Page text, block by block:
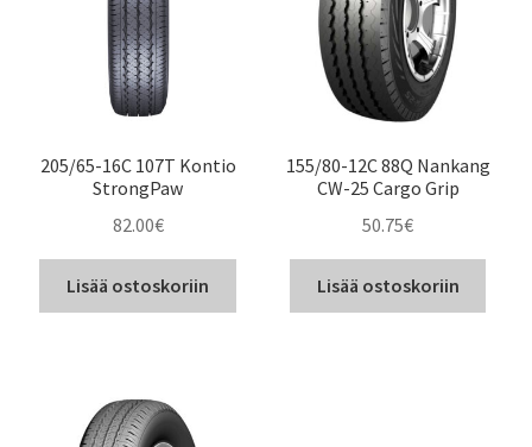
205/65-16C 107T Kontio
StrongPaw
82.00€
Lisää ostoskoriin
155/80-12C 88Q Nankang
CW-25 Cargo Grip
50.75€
Lisää ostoskoriin